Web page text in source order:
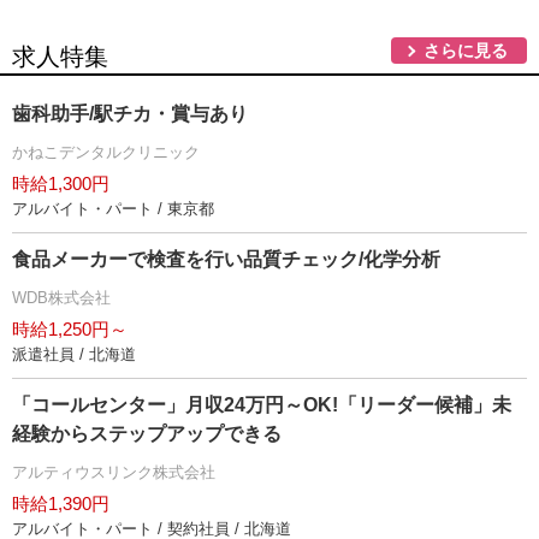
求人特集 さらに見る
歯科助手/駅チカ・賞与あり
かねこデンタルクリニック
時給1,300円
アルバイト・パート / 東京都
食品メーカーで検査を行い品質チェック/化学分析
WDB株式会社
時給1,250円～
派遣社員 / 北海道
「コールセンター」月収24万円～OK!「リーダー候補」未
経験からステップアップできる
アルティウスリンク株式会社
時給1,390円
アルバイト・パート / 契約社員 / 北海道